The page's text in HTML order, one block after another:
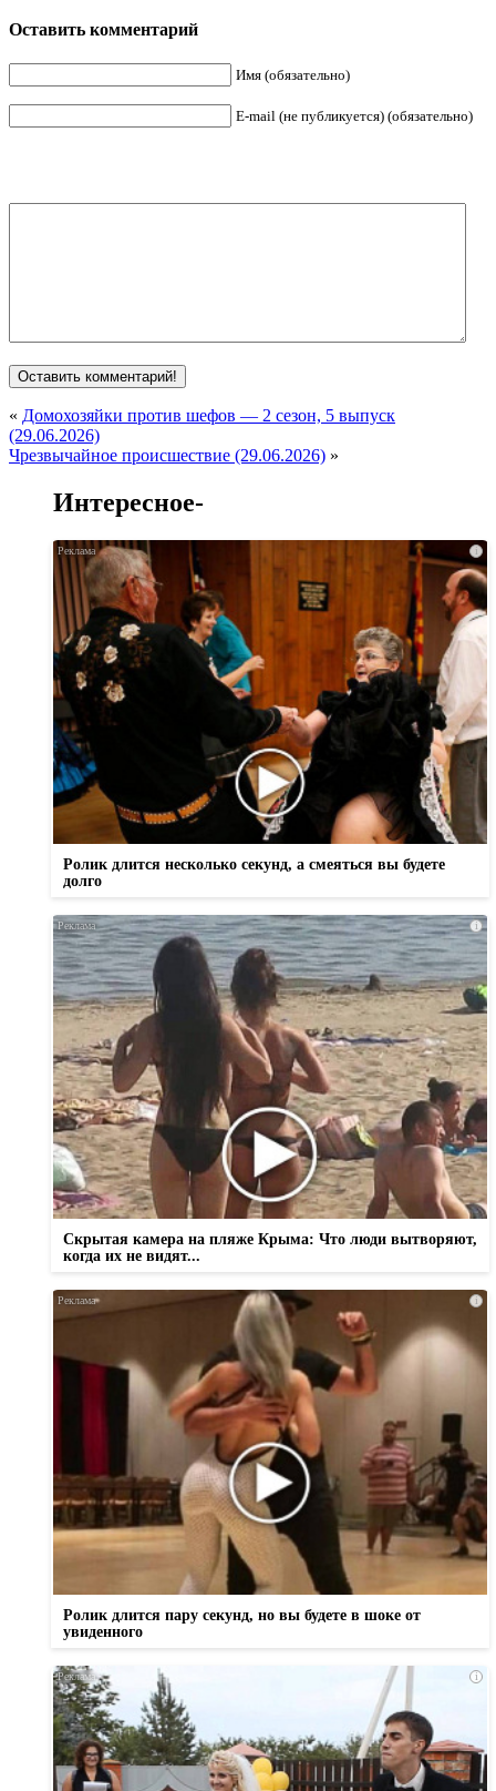
Оставить комментарий
Имя (обязательно)
E-mail (не публикуется) (обязательно)
« Домохозяйки против шефов — 2 сезон, 5 выпуск
(29.06.2026)
Чрезвычайное происшествие (29.06.2026) »
Интересное-
i
Ролик длится несколько секунд, а смеяться вы будете
долго
i
Скрытая камера на пляже Крыма: Что люди вытворяют,
когда их не видят...
i
Ролик длится пару секунд, но вы будете в шоке от
увиденного
i